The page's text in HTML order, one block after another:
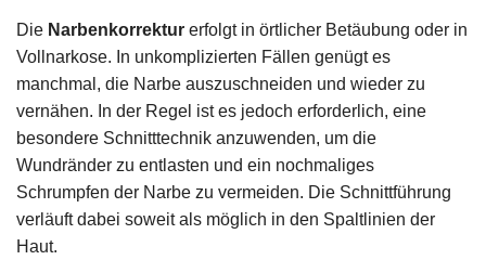
Die Narbenkorrektur erfolgt in örtlicher Betäubung oder in
Vollnarkose. In unkomplizierten Fällen genügt es
manchmal, die Narbe auszuschneiden und wieder zu
vernähen. In der Regel ist es jedoch erforderlich, eine
besondere Schnitttechnik anzuwenden, um die
Wundränder zu entlasten und ein nochmaliges
Schrumpfen der Narbe zu vermeiden. Die Schnittführung
verläuft dabei soweit als möglich in den Spaltlinien der
Haut.